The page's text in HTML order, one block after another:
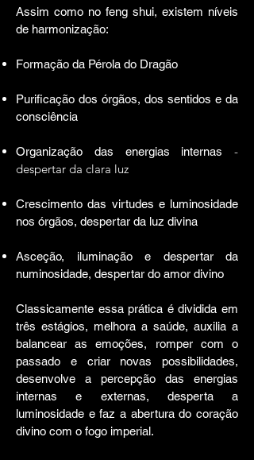
Assim como no feng shui, existem níveis
de harmonização:
Formação da Pérola do Dragão
Purificação dos órgãos, dos sentidos e da
consciência
Organização das energias internas
-
despertar da clara luz
Crescimento das virtudes e luminosidade
nos órgãos, despertar da luz divina
Asceção, iluminação e despertar da
numinosidade, despertar do amor divino
Classicamente essa prática é dividida em
três estágios, melhora a saúde, auxilia a
balancear as emoções, romper com o
passado e criar novas possibilidades,
desenvolve a percepção das energias
internas e externas, desperta a
luminosidade e faz a abertura do coração
divino com o fogo imperial.